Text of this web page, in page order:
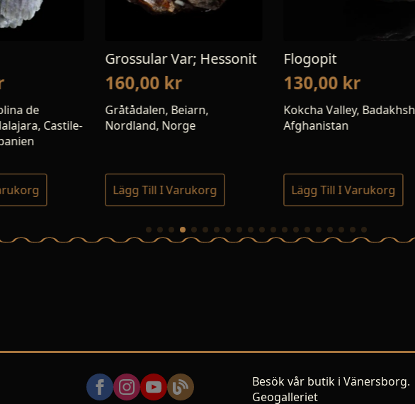
Grossular Var; Hessonit
160,00
Gråtådalen, Beiarn,
Nordland, Norge
Lägg Till I Varukorg
Flogopit
130,00
Kokcha Valley, Badakhshan,
Afghanistan
Lägg Till I Varukorg
260,00
El
Rabat-
Lägg Till
Besök vår butik i Vänersborg.
Geogalleriet